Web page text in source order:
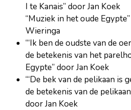
I te Kanais” door Jan Koek
“Muziek in het oude
Wieringa
“‘Ik ben de oudste van de
de betekenis van het
Egypte” door Jan Koek
“‘De bek van de pelikaan is
de betekenis van de
door Jan Koek